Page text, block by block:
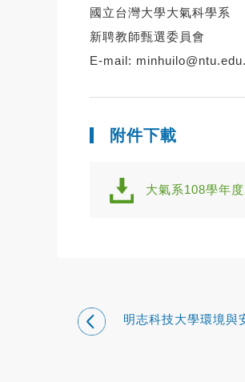
國立台灣大學大氣科學系
新聘教師甄選委員會
E-mail:
附件下載
大氣系108學年
明志科技大學環境與